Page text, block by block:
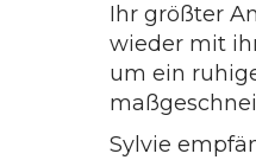
Ihr größter
wieder mit
um ein
Sylvie